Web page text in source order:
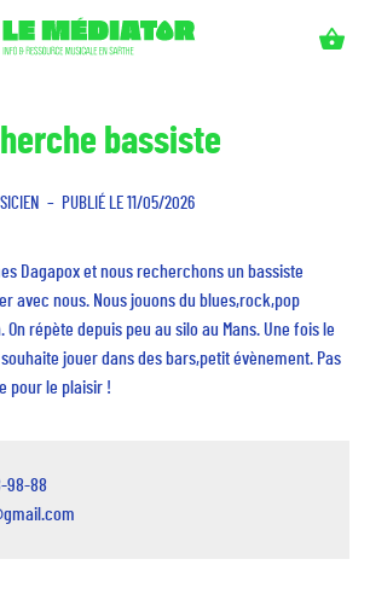
Aller au contenu principal
bassiste
PUBLIÉ LE 11/05/2026
Dagapox et nous recherchons un bassiste
avec nous. Nous jouons du blues,rock,pop
répète depuis peu au silo au Mans. Une fois le
jouer dans des bars,petit évènement. Pas
pour le plaisir !
98-88